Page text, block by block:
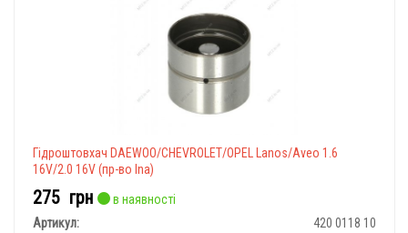
Гідроштовхач DAEWOO/CHEVROLET/OPEL Lanos/Aveo 1.6
16V/2.0 16V (пр-во Ina)
275 грн
в наявності
Артикул:
420 0118 10